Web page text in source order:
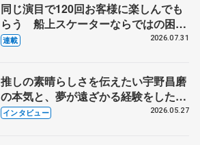
同じ演目で120回お客様に楽しんでも
らう 船上スケーターならではの困難
とは 影響あったPIW前キャプテン松
連載 2026.07.31
推しの素晴らしさを伝えたい宇野昌磨
の本気と、夢が遠ざかる経験をした本
田真凜の覚悟
インタビュー 2026.05.27